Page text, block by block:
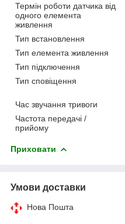
Термін роботи датчика від
одного елемента
живлення
Тип встановлення
Тип елемента живлення
Тип підключення
Тип сповіщення
Час звучання тривоги
Частота передачі /
прийому
Приховати
Умови доставки
Нова Пошта